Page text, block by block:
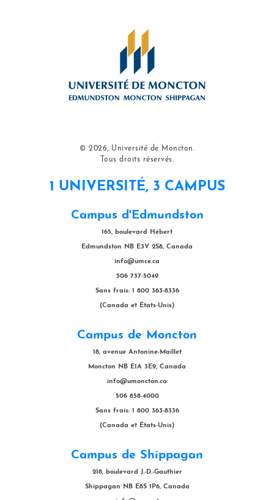
© 2026, Université de Moncton.
Tous droits réservés.
1 UNIVERSITÉ, 3 CAMPUS
Campus d'Edmundston
165, boulevard Hébert
Edmundston NB E3V 2S8, Canada
info@umce.ca
506 737-5049
Sans frais: 1 800 363-8336
(Canada et États-Unis)
Campus de Moncton
18, avenue Antonine-Maillet
Moncton NB E1A 3E9, Canada
info@umoncton.ca
506 858-4000
Sans frais: 1 800 363-8336
(Canada et États-Unis)
Campus de Shippagan
218, boulevard J.-D.-Gauthier
Shippagan NB E8S 1P6, Canada